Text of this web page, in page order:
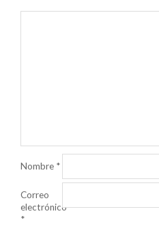
Nombre *
Correo
electrónico
*